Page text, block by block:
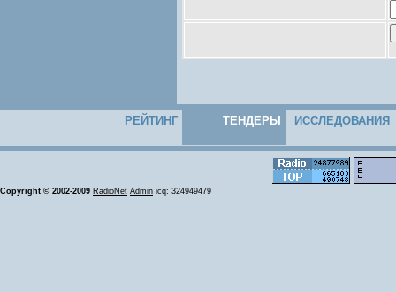
РЕЙТИНГ ТЕНДЕРЫ ИССЛЕДОВАНИЯ
Copyright © 2002-2009 RadioNet Admin icq: 324949479